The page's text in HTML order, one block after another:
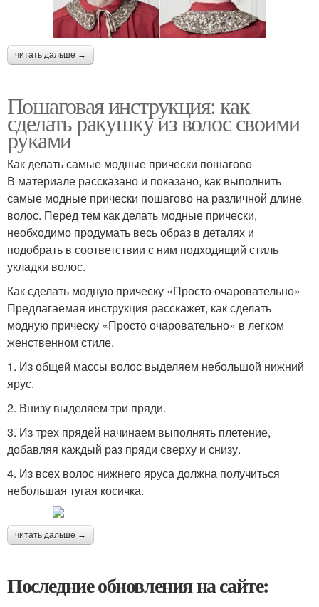
читать дальше →
Пошаговая инструкция: как
сделать ракушку из волос своими
руками
Как делать самые модные прически пошагово
В материале рассказано и показано, как выполнить
самые модные прически пошагово на различной длине
волос. Перед тем как делать модные прически,
необходимо продумать весь образ в деталях и
подобрать в соответствии с ним подходящий стиль
укладки волос.
Как сделать модную прическу «Просто очаровательно»
Предлагаемая инструкция расскажет, как сделать
модную прическу «Просто очаровательно» в легком
женственном стиле.
1. Из общей массы волос выделяем небольшой нижний
ярус.
2. Внизу выделяем три пряди.
3. Из трех прядей начинаем выполнять плетение,
добавляя каждый раз пряди сверху и снизу.
4. Из всех волос нижнего яруса должна получиться
небольшая тугая косичка.
читать дальше →
Последние обновления на сайте: